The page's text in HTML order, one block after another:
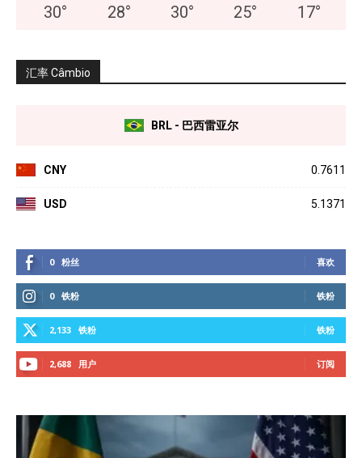
30° 28° 30° 25° 17°
汇率 Câmbio
BRL - 巴西雷亚尔
CNY 0.7611
USD 5.1371
0 粉丝 喜欢
0 铁粉 铁粉
2,133 铁粉 铁粉
2,688 用户 订阅